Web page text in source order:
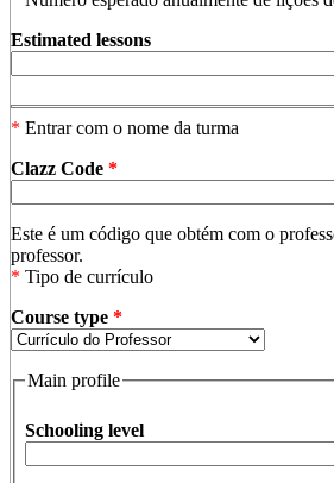
Estimated lessons
* Entrar com o nome da turma
Clazz Code *
Este é um código que obtém com o
professor.
* Tipo de currículo
Course type *
Main profile
Schooling level